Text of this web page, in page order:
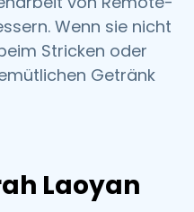
Wenn sie nicht
Stricken oder
Getränk
Laoyan